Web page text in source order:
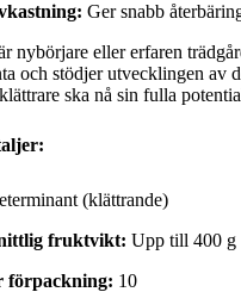
Ger snabb
nybörjare eller erfaren
och stödjer utvecklingen av
ska nå sin fulla
(klättrande)
fruktvikt: Upp till 400 g
förpackning: 10